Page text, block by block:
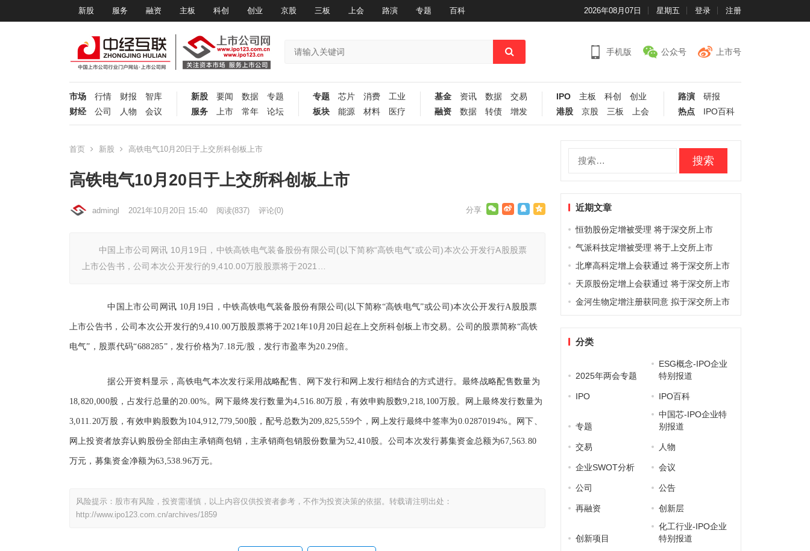
新股 服务 融资 主板 科创 创业 京股 三板 上会 路演 专题 百科 2026年08月07日 星期五 登录 注册
手机版 公众号 上市号
市场 行情 财报
智库
财经
公司 人物 会议
新股 要闻 数据
专题
服务
上市 常年 论坛
专题 芯片 消费
工业
板块
能源 材料 医疗
基金 资讯 数据
交易
融资
数据 转债 增发
IPO 主板 科创
创业
港股
京股 三板 上会
路演
研报
热点
IPO百科
首页 新股 高铁电气10月20日于上交所科创板上市
高铁电气10月20日于上交所科创板上市
admingl 2021年10月20日 15:40 阅读(837) 评论(0)
中国上市公司网讯 10月19日，中铁高铁电气装备股份有限公司(以下简称“高铁电气”或公司)本次公开发行A股股票
上市公告书，公司本次公开发行的9,410.00万股股票将于2021…
中国上市公司网讯 10月19日，中铁高铁电气装备股份有限公司(以下简称“高铁电气”或公司)本次公开发行A股股票
上市公告书，公司本次公开发行的9,410.00万股股票将于2021年10月20日起在上交所科创板上市交易。公司的股票简称“高铁
电气”，股票代码“688285”，发行价格为7.18元/股，发行市盈率为20.29倍。
据公开资料显示，高铁电气本次发行采用 战略配售、 网下发行和网上发行相结合的方式进行。最终战略配售数量为
18,820,000股，占发行总量的20.00%。网下最终发行数量为4,516.80万股，有效申购股数9,218,100万股。网上最终发行数量为
3,011.20万股，有效申购股数为104,912,779,500股，配号总数为209,825,559个，网上发行最终中签率为0.02870194%。网下、
网上投资者放弃认购股份全部由主承销商包销，主承销商包销股份数量为52,410股。公司本次发行募集资金总额为67,563.80
万元，募集资金净额为63,538.96万元。
风险提示：股市有风险，投资需谨慎，以上内容仅供投资者参考，不作为投资决策的依据。转载请注明出处：
http://www.ipo123.com.cn/archives/1859
近期文章
恒勃股份定增被受理 将于深交所上市
气派科技定增被受理 将于上交所上市
北摩高科定增上会获通过 将于深交所上市
天原股份定增上会获通过 将于深交所上市
金河生物定增注册获同意 拟于深交所上市
分类
2025年两会专题
ESG概念-IPO企业
特别报道
IPO IPO百科
专题
中国芯-IPO企业特
别报道
交易 人物
企业SWOT分析 会议
公司 公告
再融资 创新层
创新项目
化工行业-IPO企业
特别报道